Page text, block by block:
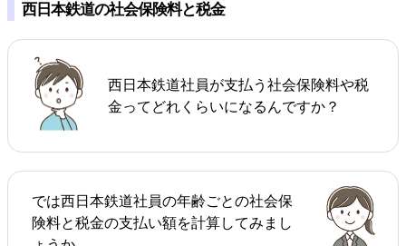
西日本鉄道の社会保険料と税金
西日本鉄道社員が支払う社会保険料や税
金ってどれくらいになるんですか？
では西日本鉄道社員の年齢ごとの社会保
険料と税金の支払い額を計算してみまし